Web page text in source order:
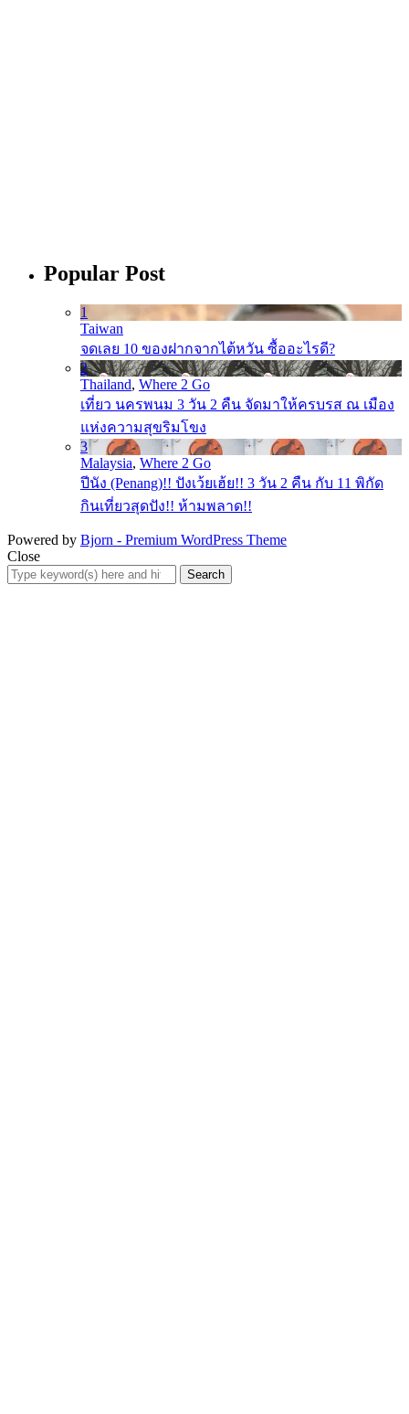
Popular Post
1
Taiwan
จดเลย 10 ของฝากจากไต้หวัน ซื้ออะไรดี?
2
Thailand, Where 2 Go
เที่ยว นครพนม 3 วัน 2 คืน จัดมาให้ครบรส ณ เมือง
แห่งความสุขริมโขง
3
Malaysia, Where 2 Go
ปีนัง (Penang)!! ปังเว้ยเฮ้ย!! 3 วัน 2 คืน กับ 11 พิกัด
กินเที่ยวสุดปัง!! ห้ามพลาด!!
Powered by Bjorn - Premium WordPress Theme
Close